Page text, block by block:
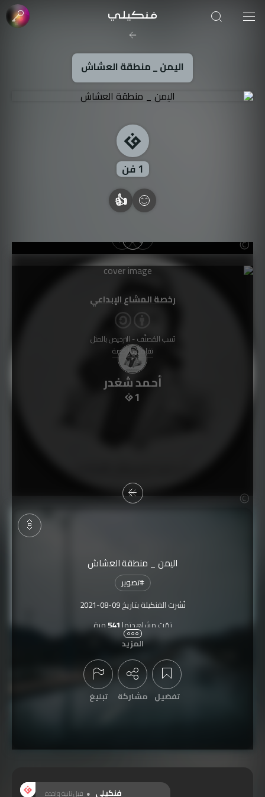
اليمن _ منطقة العشاش
1فن
👍
أحمد شغدر
1
اليمن _ منطقة العشاش
#تصوير
نُشرت الفنكيلة بتاريخ2021-08-09
تمّت مشاهدتها 541مرة
المزيد
تفضيل مشاركة تبليغ
رخصة المشاع الإبداعي
نَسب المُصنَّف - الترخيص بالمثل
تفاصيل الرخصة
صورة الغلاف من فن
SOUFIANE Abid
فنكيلي قبل ثانية واحدة